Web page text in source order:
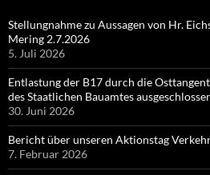
Stellungnahme zu Aussagen von Hr.
Mering 2.7.2026
5. Juli 2026
Entlastung der B17 durch die
des Staatlichen Bauamtes
30. Juni 2026
Bericht über unseren Aktionstag
7. Februar 2026